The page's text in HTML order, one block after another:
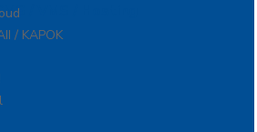
/ VMS / Hosting
/ KAPOK